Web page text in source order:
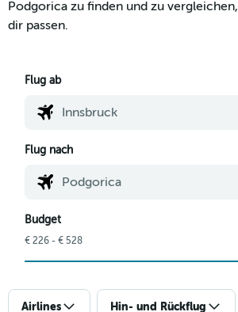
Podgorica zu finden und zu
dir passen.
Flug ab
Flug nach
Budget
€ 226 - € 528
Airlines Hin- und Rückflug